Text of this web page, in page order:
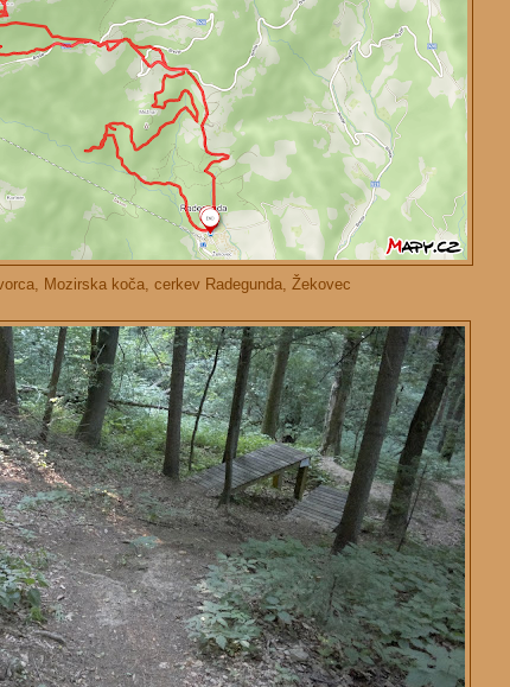
Mozirska koča, cerkev Radegunda, Žekovec